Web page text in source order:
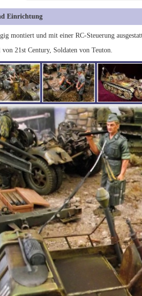
Einrichtung
montiert und mit einer RC-Steuerung
21st Century, Soldaten von Teuton.